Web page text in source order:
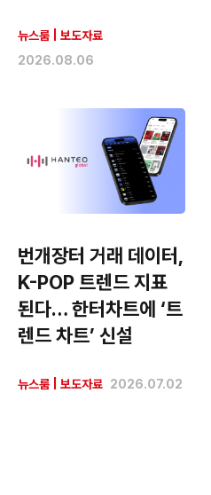
뉴스룸
보도자료
2026.08.06
번개장터 거래 데이터,
K-POP 트렌드 지표
된다… 한터차트에 ‘트
렌드 차트’ 신설
뉴스룸 보도자료 2026.07.02